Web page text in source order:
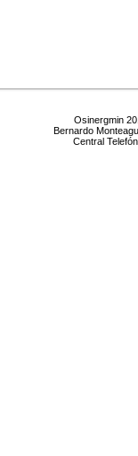
Osinergmin
Bernardo
Central